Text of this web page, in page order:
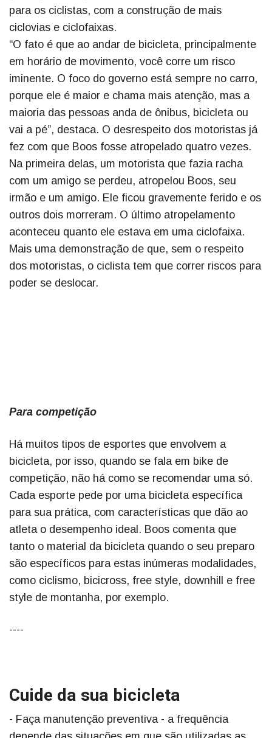
para os ciclistas, com a construção de mais
ciclovias e ciclofaixas.
“O fato é que ao andar de bicicleta, principalmente
em horário de movimento, você corre um risco
iminente. O foco do governo está sempre no carro,
porque ele é maior e chama mais atenção, mas a
maioria das pessoas anda de ônibus, bicicleta ou
vai a pé”, destaca. O desrespeito dos motoristas já
fez com que Boos fosse atropelado quatro vezes.
Na primeira delas, um motorista que fazia racha
com um amigo se perdeu, atropelou Boos, seu
irmão e um amigo. Ele ficou gravemente ferido e os
outros dois morreram. O último atropelamento
aconteceu quanto ele estava em uma ciclofaixa.
Mais uma demonstração de que, sem o respeito
dos motoristas, o ciclista tem que correr riscos para
poder se deslocar.
Para competição
Há muitos tipos de esportes que envolvem a
bicicleta, por isso, quando se fala em bike de
competição, não há como se recomendar uma só.
Cada esporte pede por uma bicicleta específica
para sua prática, com características que dão ao
atleta o desempenho ideal. Boos comenta que
tanto o material da bicicleta quando o seu preparo
são específicos para estas inúmeras modalidades,
como ciclismo, bicicross, free style, downhill e free
style de montanha, por exemplo.
----
Cuide da sua bicicleta
- Faça manutenção preventiva - a frequência